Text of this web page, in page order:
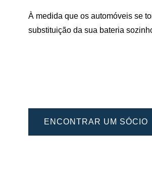
À medida que os automóveis se
substituição da sua bateria
ENCONTRAR UM SÓCIO